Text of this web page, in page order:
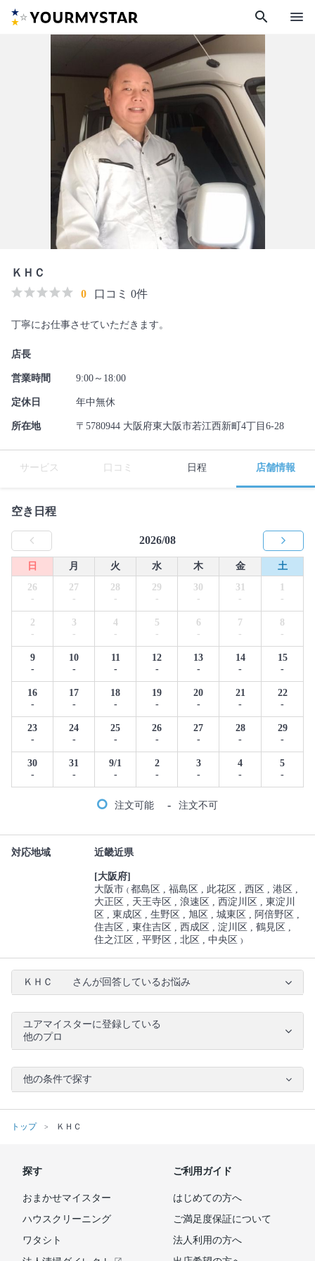
search menu
ＫＨＣ
0
口コミ 0件
丁寧にお仕事させていただきます。
店長
営業時間 9:00～18:00
定休日 年中無休
所在地 〒5780944 大阪府東大阪市若江西新町4丁目6-28
サービス 口コミ 日程 店舗情報
空き日程
2026/08
日 月 火 水 木 金
土
26
-
27
-
28
-
29
-
30
-
31
-
1
-
2
-
3
-
4
-
5
-
6
-
7
-
8
-
9
-
10
-
11
-
12
-
13
-
14
-
15
-
16
-
17
-
18
-
19
-
20
-
21
-
22
-
23
-
24
-
25
-
26
-
27
-
28
-
29
-
30
-
31
-
9/1
-
2
-
3
-
4
-
5
-
注文可能 - 注文不可
対応地域 近畿近県
[大阪府]
大阪市(都島区 福島区 此花区 西区
港区
大正区
天王寺区 浪速区 西淀川区
東淀川
区
東成区 生野区 旭区 城東区
阿倍野区
住吉区
東住吉区 西成区 淀川区
鶴見区
住之江区
平野区 北区 中央区)
ＫＨＣ さんが回答しているお悩み
ユアマイスターに登録している
他のプロ
他の条件で探す
トップ ＫＨＣ
探す
おまかせマイスター
ハウスクリーニング
ワタシト
ご利用ガイド
はじめての方へ
ご満足度保証について
法人利用の方へ